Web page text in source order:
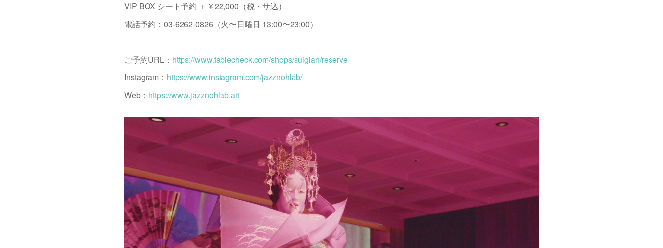
VIP BOX シート予約 ＋￥22,000（税・サ込）
電話予約：03-6262-0826（火〜日曜日 13:00〜23:00）
ご予約URL： https://www.tablecheck.com/shops/suigian/reserve
Instagram： https://www.instagram.com/jazznohlab/
Web： https://www.jazznohlab.art